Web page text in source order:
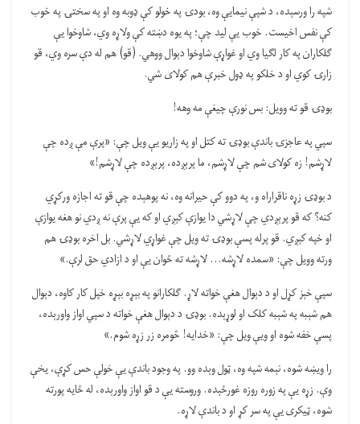
شپه را ورسېده، د شپې نیمایې وه، بودۍ په خولو کې ډوبه وه او په سختۍ په خوب
کې نفس اخیست. خوب یې لید چې؛ په یوه دښته کې ولاړه وي، شاوخوا یې
ګلکاران په کار لګیا وي او غواړې شاوخوا دېوال ووهي. (قو) هم له دې سره وي، قو
زارۍ کوي او د خلکو په ډول خبرې هم کولای شي.
بوډۍ قو ته وویل: بس نورې چیغې مه وهه!
سپي په عاجزۍ باندې بوډۍ ته کتل او په زاریو یې ویل چې: «پرې مې ږده چې
لاړشم! زه کولای شم چې لاړشم، ما پرېږده، پرېږده چې لاړشم!»
د بوډۍ زړه ناقراراه و، په دوو کې حیرانه وه، نه پوهېده چې قو ته اجازه ورکړي
کنه؟ که قو پرېږدي چې لاړشي دا یوازې کېږي او که یې پرې نه ږدي نو هغه یوازې
او خپه کېږي. قو پرله پسې بوډۍ ته ویل چې غواړي لاړشي. بل اخره بوډۍ هم
ورته وویل چې: «سمده لاړشه… لاړشه ته ځوان یې او د ازادي حق لرې.»
سپې خېز کړل او د دېوال هغې خواته لاړ. ګلکارانو په بېړه بېړه خپل کار کاوه، دېوال
هم شېبه په شېبه کلک او لوړېده. بوډۍ د دېوال هغې خواته د سپي اواز واورېده،
پسې خفه شوه او ویې ویل چې: «خدایه! څومره زر زړه شوم.»
را ویښه شوه، نېمه شپه وه، ټول وېده وو. په وجود باندې یې خولې حس کړې، یخې
وې. زړه یې په زوره روزه غورځېده. وروسته یې د قو اواز واورېده، له ځایه پورته
شوه، ټیکری یې په سر کړ او د باندې لاړه.